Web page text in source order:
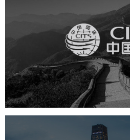
中国
旅游休闲 电商网